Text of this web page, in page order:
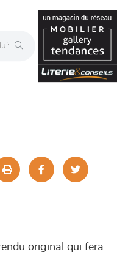
original qui fera